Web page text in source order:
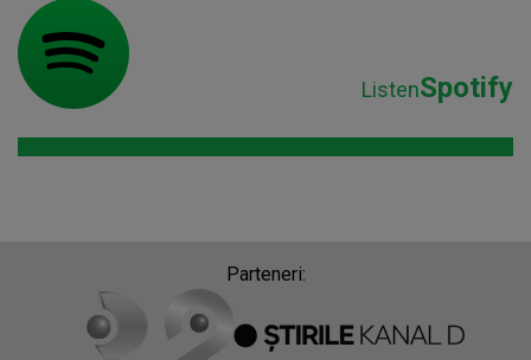
ListenSpotify
Parteneri: